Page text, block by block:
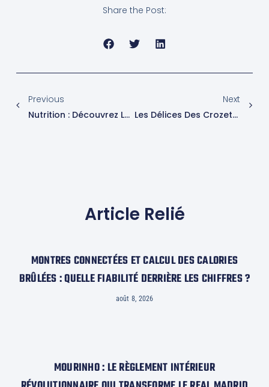
Share the Post:
Previous
Nutrition : Découvrez Les Quatre Graines Essentielles Pour Optimiser Votre Santé !
Next
Les Délices Des Crozets : Une Experte En Nutrition Éveille Les Papilles Durant La Semaine Du Goût À La Garderie
Article Relié
MONTRES CONNECTÉES ET CALCUL DES CALORIES
BRÛLÉES : QUELLE FIABILITÉ DERRIÈRE LES CHIFFRES ?
août 8, 2026
MOURINHO : LE RÈGLEMENT INTÉRIEUR